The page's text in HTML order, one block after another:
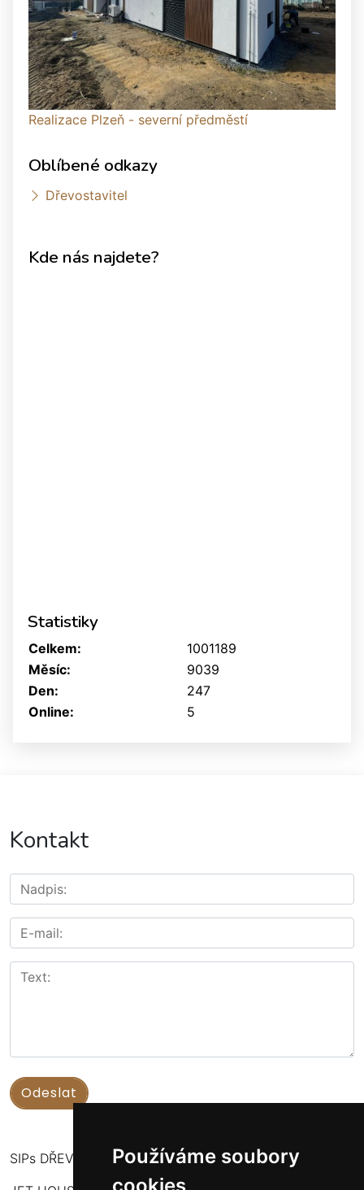
Používáme soubory
Realizace Plzeň - severní předměstí
Oblíbené odkazy
Dřevostavitel
Kde nás najdete?
Statistiky
Online: 5
Celkem:
1001189
Měsíc:
9039
Den:
247
Kontakt
SIPs DŘEVOSTAVBY